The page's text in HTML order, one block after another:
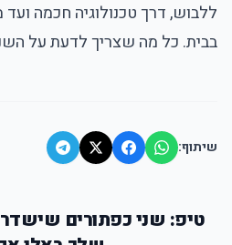
ללבוש, דרך טכנולוגיה חכמה
בבית. כל מה שצריך לדעת על
שיתוף:
טיפ: שני כפתורים